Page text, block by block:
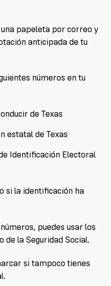
papeleta por correo y
anticipada de tu
números en tu
de Texas
estatal de Texas
Identificación Electoral
si la identificación ha
puedes usar los
de la Seguridad Social.
si tampoco tienes